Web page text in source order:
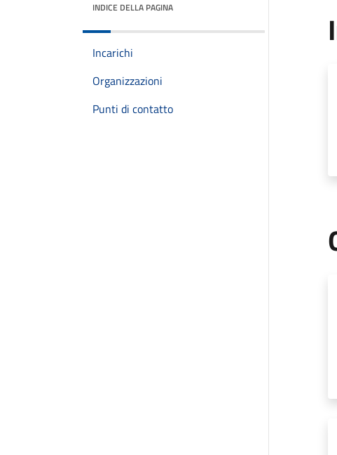
INDICE DELLA PAGINA
Incarichi
Organizzazioni
Punti di contatto